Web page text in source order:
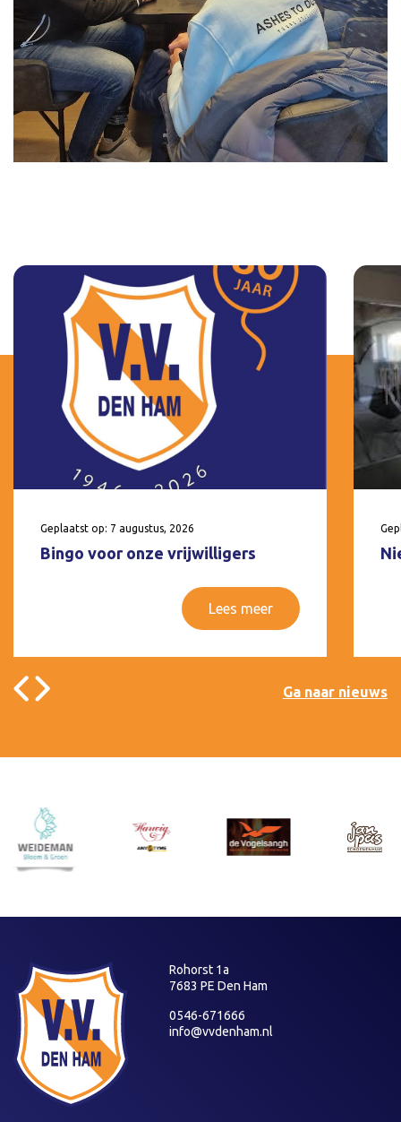
Geplaatst op: 7 augustus, 2026
Bingo voor onze vrijwilligers
Lees meer
Ga naar nieuws
Rohorst 1a
7683 PE Den Ham
0546-671666
info@vvdenham.nl